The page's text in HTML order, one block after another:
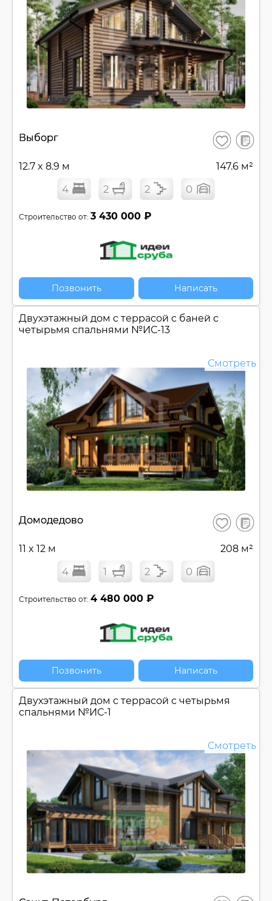
Выборг Сохранить
В
12.7 x 8.9 м 147.6 м²
4 2 2 0
Строительство от: 3 430 000 ₽
Позвонить Написать
Двухэтажный дом c террасой с баней с
четырьмя спальнями №ИС-13
Смотреть
Домодедово Сохранить
В
11 x 12 м 208 м²
4 1 2 0
Строительство от: 4 480 000 ₽
Позвонить Написать
Двухэтажный дом c террасой с четырьмя
спальнями №ИС-1
Смотреть